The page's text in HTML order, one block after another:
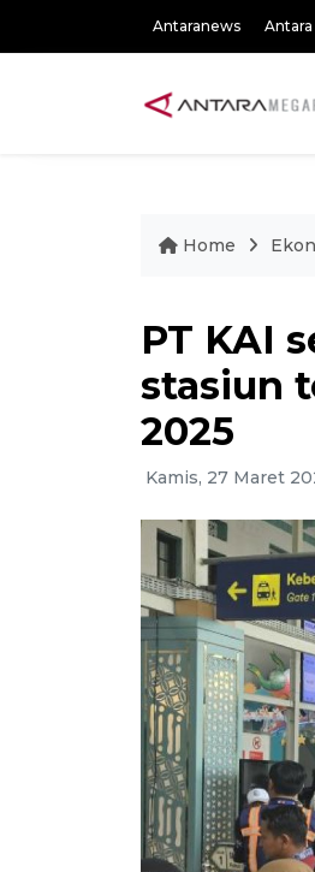
Antaranews
Home
PT KAI
stasiun
2025
Kamis, 27 Maret